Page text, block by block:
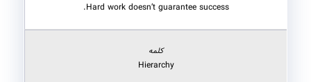
Hard work doesn’t guarantee success.
Hierarchy